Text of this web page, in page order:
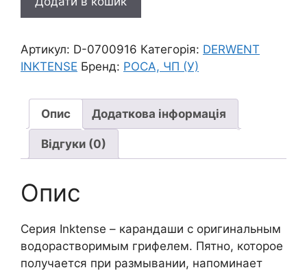
акв.
Derwent
(Имитация
1400
ЗЕЛЕНОЕ
ЯБЛУКО
кількість
Артикул: D-0700916 Категорія: DERWENT
INKTENSE Бренд: РОСА, ЧП (У)
Опис Додаткова інформація
Відгуки (0)
Опис
Cерия Inktense – карандаши с оригинальным
водорастворимым грифелем. Пятно, которое
получается при размывании, напоминает